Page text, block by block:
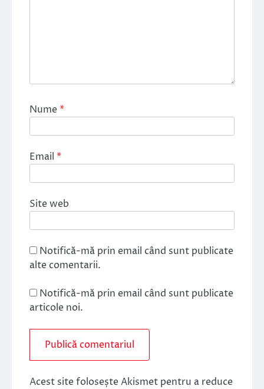
Nume*
Email *
Site web
Notifică-mă prin email când sunt publicate
alte comentarii.
Notifică-mă prin email când sunt publicate
articole noi.
Acest site folosește Akismet pentru a reduce